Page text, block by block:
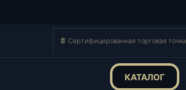
📄 Сертифицированная торговая точка
КАТАЛОГ